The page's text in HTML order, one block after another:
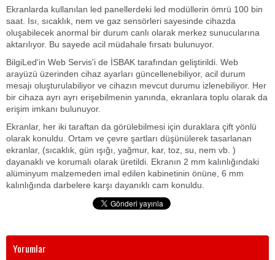
Ekranlarda kullanılan led panellerdeki led modüllerin ömrü 100 bin
saat. Isı, sıcaklık, nem ve gaz sensörleri sayesinde cihazda
oluşabilecek anormal bir durum canlı olarak merkez sunucularına
aktarılıyor. Bu sayede acil müdahale fırsatı bulunuyor.
BilgiLed'in Web Servis'i de İSBAK tarafından geliştirildi. Web
arayüzü üzerinden cihaz ayarları güncellenebiliyor, acil durum
mesajı oluşturulabiliyor ve cihazın mevcut durumu izlenebiliyor. Her
bir cihaza ayrı ayrı erişebilmenin yanında, ekranlara toplu olarak da
erişim imkanı bulunuyor.
Ekranlar, her iki taraftan da görülebilmesi için duraklara çift yönlü
olarak konuldu. Ortam ve çevre şartları düşünülerek tasarlanan
ekranlar, (sıcaklık, gün ışığı, yağmur, kar, toz, su, nem vb. )
dayanaklı ve korumalı olarak üretildi. Ekranın 2 mm kalınlığındaki
alüminyum malzemeden imal edilen kabinetinin önüne, 6 mm
kalınlığında darbelere karşı dayanıklı cam konuldu.
Yorumlar